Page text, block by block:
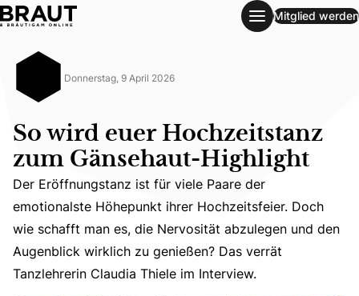
So wird euer Hochzeitstanz zum Gänsehaut-Highlight
Mitglied werden
Donnerstag, 9 April 2026
So wird euer Hochzeitstanz
zum Gänsehaut-Highlight
Der Eröffnungstanz ist für viele Paare der emotionalste
Der Eröffnungstanz ist für viele Paare der
emotionalste Höhepunkt ihrer Hochzeitsfeier. Doch
wie schafft man es, die Nervosität abzulegen und den
Augenblick wirklich zu genießen? Das verrät
Tanzlehrerin Claudia Thiele im Interview.